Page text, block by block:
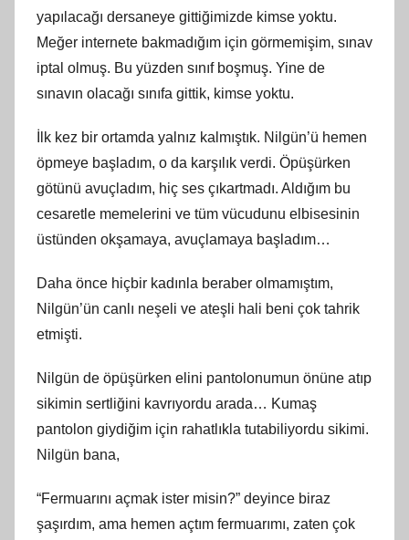
yapılacağı dersaneye gittiğimizde kimse yoktu.
Meğer internete bakmadığım için görmemişim, sınav
iptal olmuş. Bu yüzden sınıf boşmuş. Yine de
sınavın olacağı sınıfa gittik, kimse yoktu.
İlk kez bir ortamda yalnız kalmıştık. Nilgün’ü hemen
öpmeye başladım, o da karşılık verdi. Öpüşürken
götünü avuçladım, hiç ses çıkartmadı. Aldığım bu
cesaretle memelerini ve tüm vücudunu elbisesinin
üstünden okşamaya, avuçlamaya başladım…
Daha önce hiçbir kadınla beraber olmamıştım,
Nilgün’ün canlı neşeli ve ateşli hali beni çok tahrik
etmişti.
Nilgün de öpüşürken elini pantolonumun önüne atıp
sikimin sertliğini kavrıyordu arada… Kumaş
pantolon giydiğim için rahatlıkla tutabiliyordu sikimi.
Nilgün bana,
“Fermuarını açmak ister misin?” deyince biraz
şaşırdım, ama hemen açtım fermuarımı, zaten çok